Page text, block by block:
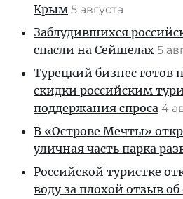
Крым 5 августа
Заблудившихся
спасли на Сейшелах 5
Турецкий бизнес готов
скидки российским
поддержания спроса 4
В «Острове Мечты»
уличная часть парка
Российской туристке
воду за плохой отзыв об